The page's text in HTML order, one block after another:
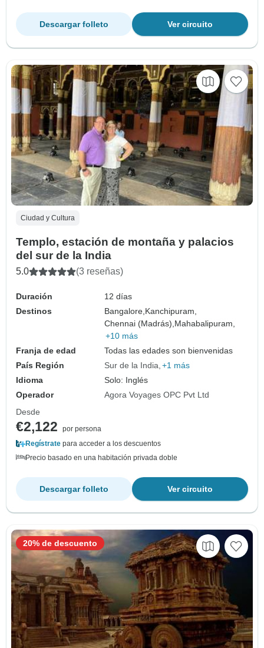
Ver circuito
Descargar folleto
Ciudad y Cultura
Templo, estación de montaña y palacios
del sur de la India
5.0 (3 reseñas)
Duración
12 días
Destinos
Bangalore, Kanchipuram,
Chennai (Madrás), Mahabalipuram,
+10 más
Franja de edad
Todas las edades son bienvenidas
País Región
Sur de la India +1 más
Idioma
Solo: Inglés
Operador
Agora Voyages OPC Pvt Ltd
Desde
€2,122
por persona
Regístrate para acceder a los descuentos
Precio basado en una habitación privada doble
Ver circuito
Descargar folleto
20% de descuento